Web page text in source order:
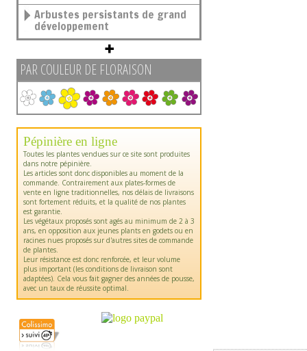
Arbustes persistants de grand
développement
PAR COULEUR DE FLORAISON
Pépinière en ligne
Toutes les plantes vendues sur ce site sont produites
dans notre pépinière.
Les articles sont donc disponibles au moment de la
commande. Contrairement aux plates-formes de
vente en ligne traditionnelles, nos délais de livraisons
sont fortement réduits, et la qualité de nos plantes
est garantie.
Les végétaux proposés sont agés au minimum de 2 à 3
ans, en opposition aux jeunes plants en godets ou en
racines nues proposés sur d'autres sites de commande
de plantes.
Leur résistance est donc renforcée, et leur volume
plus important (les conditions de livraison sont
adaptées). Cela vous fait gagner des années de pousse,
avec un taux de réussite optimal.